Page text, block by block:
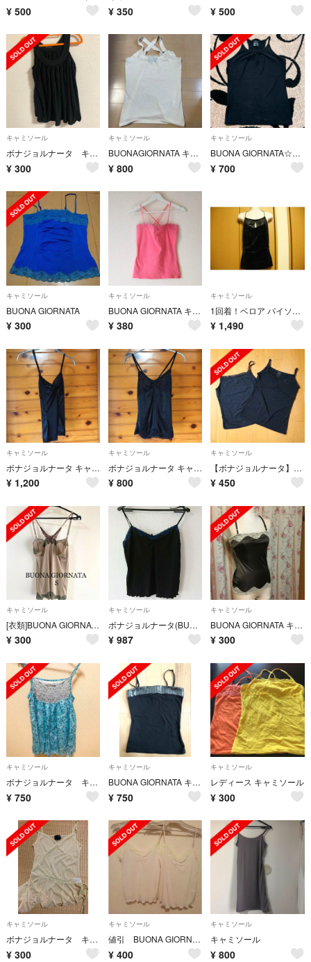
¥ 500 ¥ 350 ¥ 500
キャミソール
ボナジョルナータ キャミソール
¥ 300
キャミソール
BUONAGIORNATA キャミソール インナー
¥ 800
キャミソール
BUONA GIORNATA☆ブラック キャミソール タンクトップ
¥ 700
キャミソール
BUONA GIORNATA
¥ 300
キャミソール
BUONA GIORNATA キラキラキャミソール
¥ 380
キャミソール
1回着！ベロア パイソンプリント ホルターキャミ 黒系サイズМ ボナジョルナータ
¥ 1,490
キャミソール
ボナジョルナータ キャミソール
¥ 1,200
キャミソール
ボナジョルナータ キャミソール
¥ 800
キャミソール
【ボナジョルナータ】 キャミソール 2点セット
¥ 450
キャミソール
[衣類]BUONA GIORNATA◆キャミソール バタフライ
¥ 300
キャミソール
ボナジョルナータ(BUONA GIORNATA) トップス キャミソール 美品
¥ 987
キャミソール
BUONA GIORNATA キャミソールSサイズ
¥ 300
キャミソール
ボナジョルナータ キャミソール
¥ 750
キャミソール
BUONA GIORNATA キャミソール
¥ 750
キャミソール
レディース キャミソール
¥ 300
キャミソール
ボナジョルナータ キャミソール
¥ 300
キャミソール
値引 BUONA GIORNATAのキャミソール ２枚 サイズ11号
¥ 400
キャミソール
キャミソール
¥ 800